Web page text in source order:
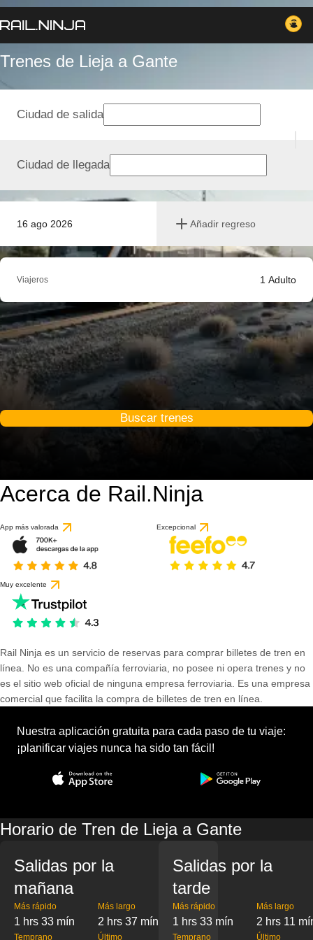
Trenes de Lieja a Gante
16 ago 2026 Añadir regreso
Ciudad de salida
Ciudad de llegada
Viajeros 1 Adulto
Buscar trenes
Acerca de Rail.Ninja
App más valorada Excepcional
Muy excelente
Rail Ninja es un servicio de reservas para comprar billetes de tren en
línea. No es una compañía ferroviaria, no posee ni opera trenes y no
es el sitio web oficial de ninguna empresa ferroviaria. Es una empresa
comercial que facilita la compra de billetes de tren en línea.
Nuestra aplicación gratuita para cada paso de tu viaje:
¡planificar viajes nunca ha sido tan fácil!
Horario de Tren de Lieja a Gante
Salidas por la
mañana
Más rápido
1 hrs 33 mín
Más largo
2 hrs 37 mín
Temprano Último
Salidas por la
tarde
Más rápido
1 hrs 33 mín
Más largo
2 hrs 11
Temprano Último